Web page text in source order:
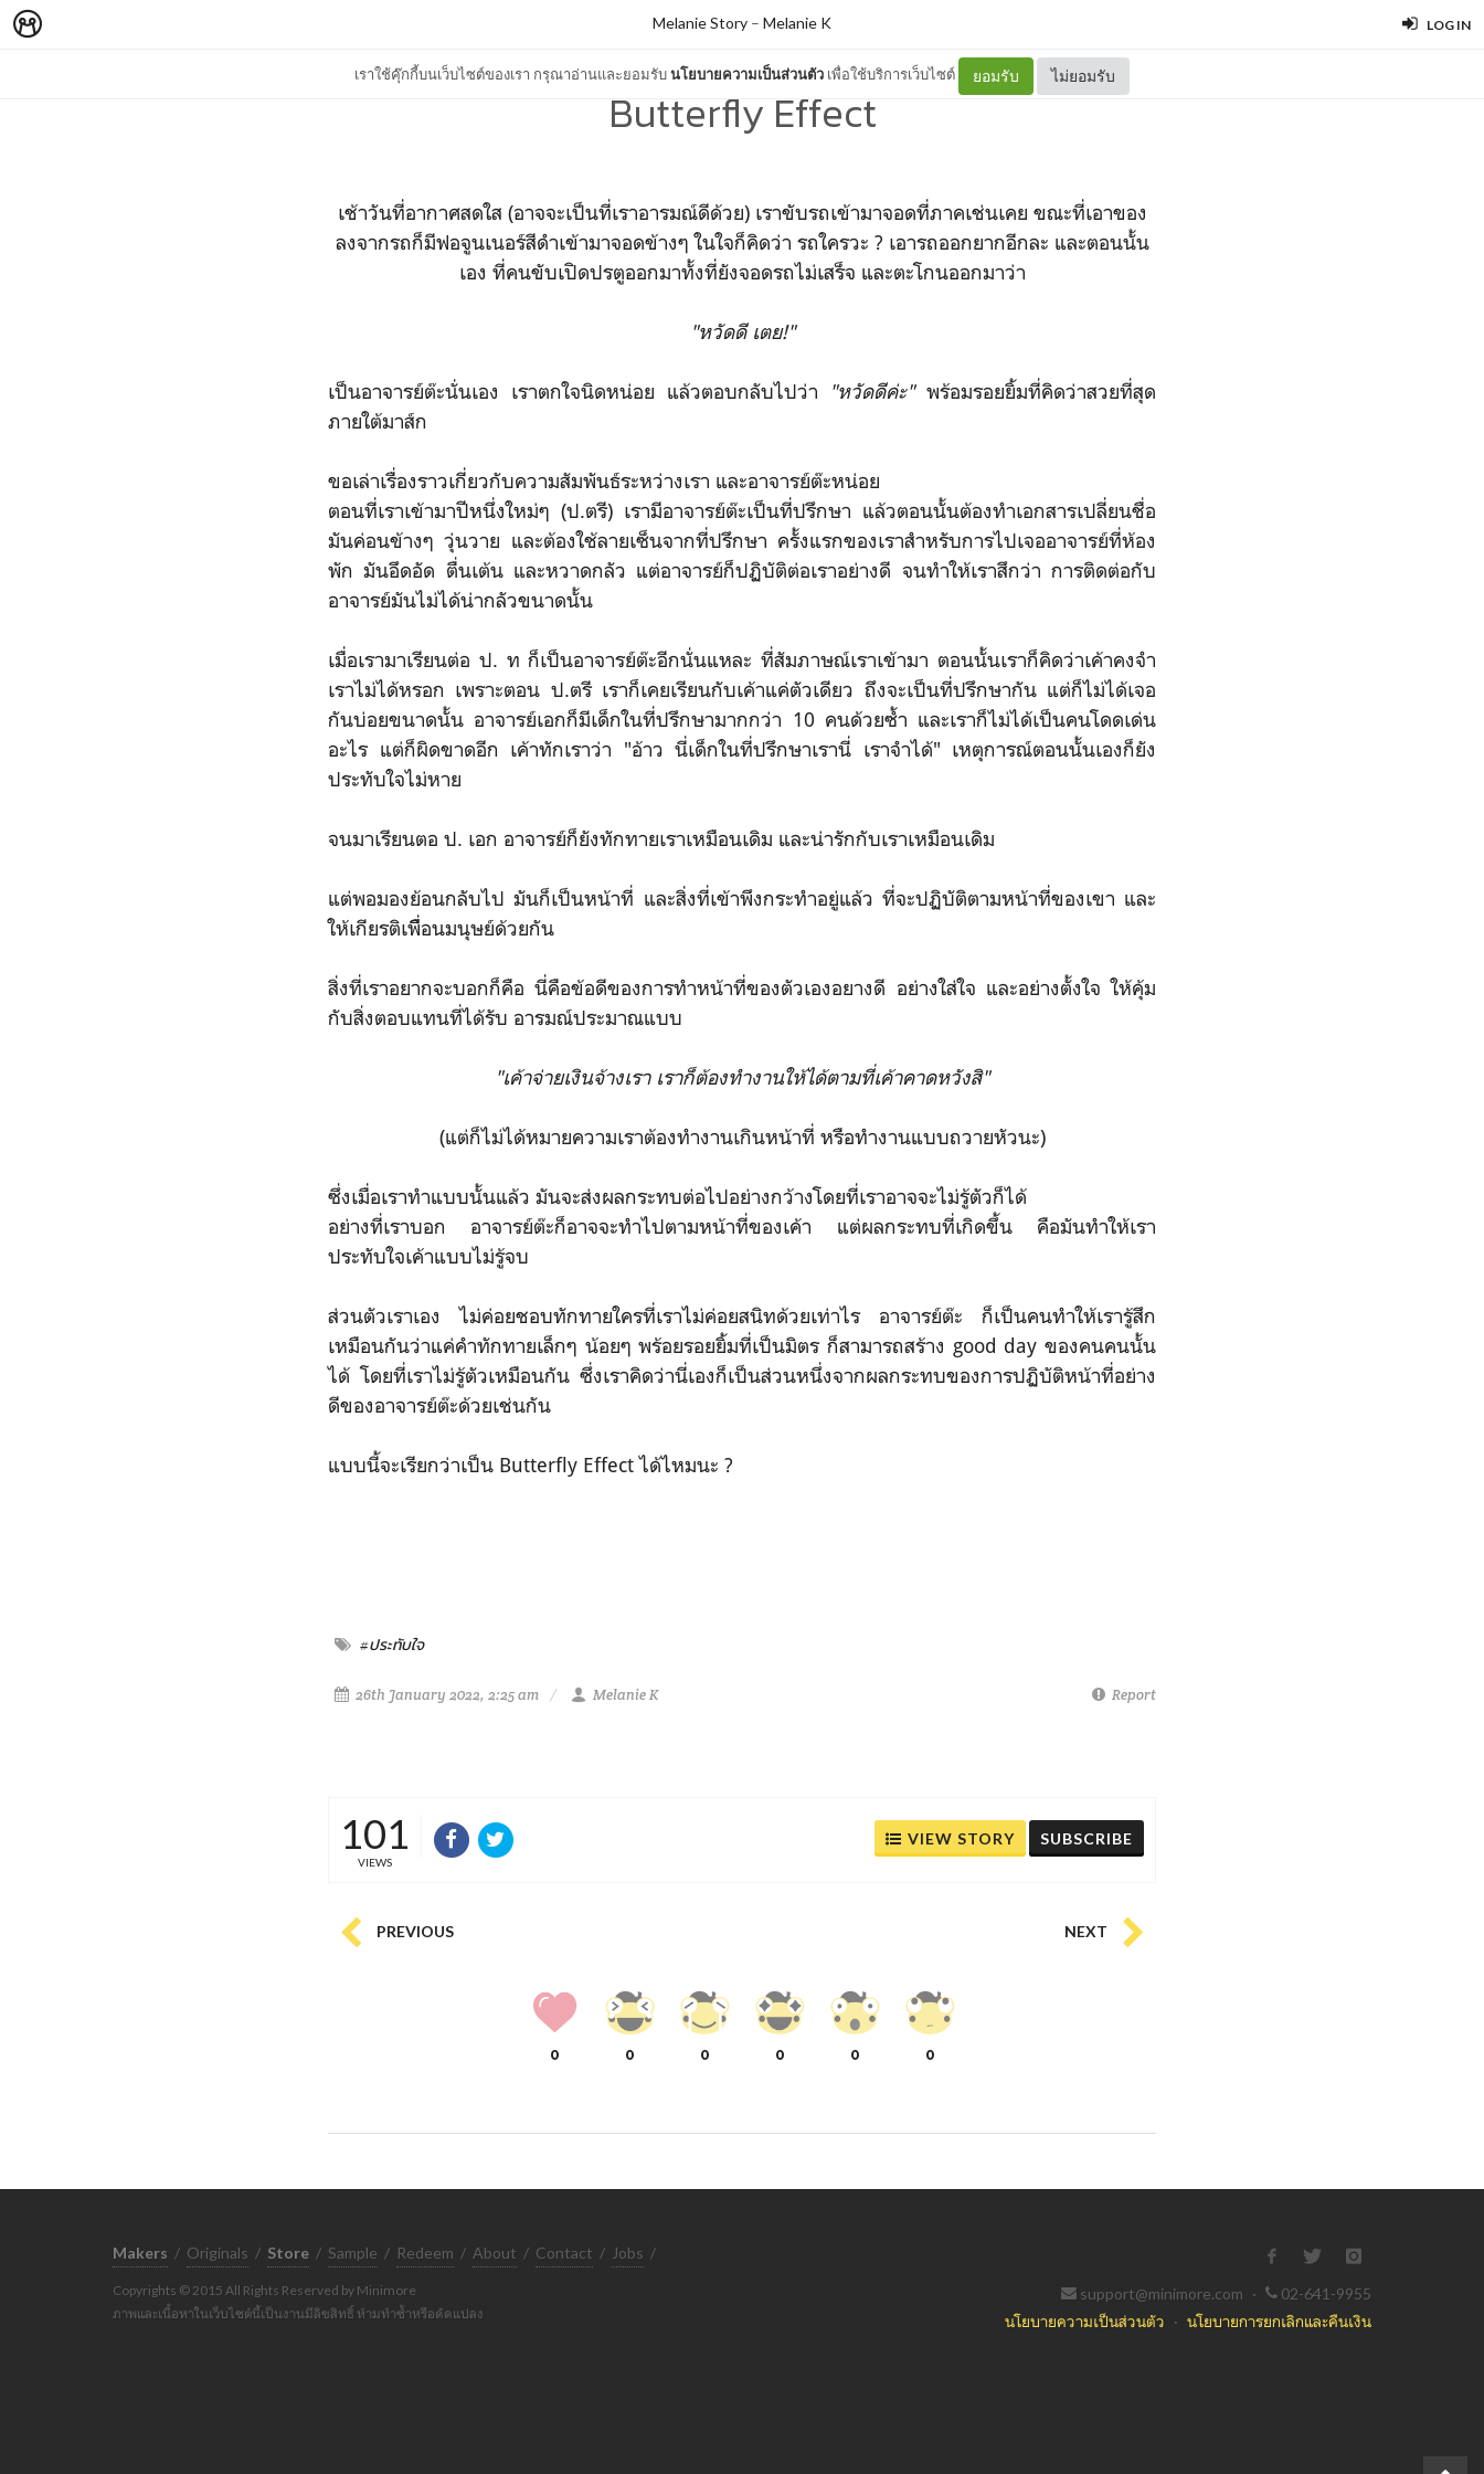
LOG IN
เราใช้คุ๊กกี้บนเว็บไซต์ของเรา กรุณาอ่านและยอมรับนโยบายความเป็นส่วนตัว เพื่อใช้บริการเว็บไซต์ ยอมรับ ไม่ยอมรับ
Melanie Story – Melanie K
Butterfly Effect
เช้าวันที่อากาศสดใส (อาจจะเป็นที่เราอารมณ์ดีด้วย) เราขับรถเข้ามาจอดที่ภาคเช่นเคย ขณะที่เอาของ
ลงจากรถก็มีฟอจูนเนอร์สีดำเข้ามาจอดข้างๆ ในใจก็คิดว่า รถใครวะ ? เอารถออกยากอีกละ และตอนนั้น
เอง ที่คนขับเปิดปรตูออกมาทั้งที่ยังจอดรถไม่เสร็จ และตะโกนออกมาว่า
"หวัดดี เตย!"
เป็นอาจารย์ต๊ะนั่นเอง เราตกใจนิดหน่อย แล้วตอบกลับไปว่า "หวัดดีค่ะ"พร้อมรอยยิ้มที่คิดว่าสวยที่สุด
ภายใต้มาส์ก
ขอเล่าเรื่องราวเกี่ยวกับความสัมพันธ์ระหว่างเรา และอาจารย์ต๊ะหน่อย
ตอนที่เราเข้ามาปีหนึ่งใหม่ๆ (ป.ตรี) เรามีอาจารย์ต๊ะเป็นที่ปรึกษา แล้วตอนนั้นต้องทำเอกสารเปลี่ยนชื่อ
มันค่อนข้างๆ วุ่นวาย และต้องใช้ลายเซ็นจากที่ปรึกษา ครั้งแรกของเราสำหรับการไปเจออาจารย์ที่ห้อง
พัก มันอึดอัด ตื่นเต้น และหวาดกลัว แต่อาจารย์ก็ปฏิบัติต่อเราอย่างดี จนทำให้เราสึกว่า การติดต่อกับ
อาจารย์มันไม่ได้น่ากลัวขนาดนั้น
เมื่อเรามาเรียนต่อ ป. ท ก็เป็นอาจารย์ต๊ะอีกนั่นแหละ ที่สัมภาษณ์เราเข้ามา ตอนนั้นเราก็คิดว่าเค้าคงจำ
เราไม่ได้หรอก เพราะตอน ป.ตรี เราก็เคยเรียนกับเค้าแค่ตัวเดียว ถึงจะเป็นที่ปรึกษากัน แต่ก็ไม่ได้เจอ
กันบ่อยขนาดนั้น อาจารย์เอกก็มีเด็กในที่ปรึกษามากกว่า 10 คนด้วยซ้ำ และเราก็ไม่ได้เป็นคนโดดเด่น
อะไร แต่ก็ผิดขาดอีก เค้าทักเราว่า "อ้าว นี่เด็กในที่ปรึกษาเรานี่ เราจำได้" เหตุการณ์ตอนนั้นเองก็ยัง
ประทับใจไม่หาย
จนมาเรียนตอ ป. เอก อาจารย์ก็ยังทักทายเราเหมือนเดิม และน่ารักกับเราเหมือนเดิม
แต่พอมองย้อนกลับไป มันก็เป็นหน้าที่ และสิ่งที่เข้าพึงกระทำอยู่แล้ว ที่จะปฏิบัติตามหน้าที่ของเขา และ
ให้เกียรติเพืื่อนมนุษย์ด้วยกัน
สิ่งที่เราอยากจะบอกก็คือ นี่คือข้อดีของการทำหน้าที่ของตัวเองอยางดี อย่างใส่ใจ และอย่างตั้งใจ ให้คุ้ม
กับสิ่งตอบแทนที่ได้รับ อารมณ์ประมาณแบบ
"เค้าจ่ายเงินจ้างเรา เราก็ต้องทำงานให้ได้ตามที่เค้าคาดหวังสิ"
(แต่ก็ไม่ได้หมายความเราต้องทำงานเกินหน้าที่ หรือทำงานแบบถวายหัวนะ)
ซึ่งเมื่อเราทำแบบนั้นแล้ว มันจะส่งผลกระทบต่อไปอย่างกว้างโดยที่เราอาจจะไม่รู้ตัวก็ได้
อย่างที่เราบอก อาจารย์ต๊ะก็อาจจะทำไปตามหน้าที่ของเค้า แต่ผลกระทบที่เกิดขึ้น คือมันทำให้เรา
ประทับใจเค้าแบบไม่รู้จบ
ส่วนตัวเราเอง ไม่ค่อยชอบทักทายใครที่เราไม่ค่อยสนิทด้วยเท่าไร อาจารย์ต๊ะ ก็เป็นคนทำให้เรารู้สึก
เหมือนกันว่าแค่คำทักทายเล็กๆ น้อยๆ พร้อยรอยยิ้มที่เป็นมิตร ก็สามารถสร้าง good day ของคนคนนั้น
ได้ โดยที่เราไม่รู้ตัวเหมือนกัน ซึ่งเราคิดว่านี่เองก็เป็นส่วนหนึ่งจากผลกระทบของการปฏิบัติหน้าที่อย่าง
ดีของอาจารย์ต๊ะด้วยเช่นกัน
แบบนี้จะเรียกว่าเป็น Butterfly Effect ได้ไหมนะ ?
#ประทับใจ
26th January 2022, 2:25 am Melanie K Report
101
VIEWS
VIEW STORY SUBSCRIBE
PREVIOUS NEXT
0 0 0 0 0 0
Makers / Originals / Store / Sample / Redeem / About / Contact / Jobs /
Copyrights © 2015 All Rights Reserved by Minimore
ภาพและเนื้อหาในเว็บไซต์นี้เป็นงานมีลิขสิทธิ์ ห้ามทำซ้ำหรือดัดแปลง
support@minimore.com ·
02-641-9955
นโยบายความเป็นส่วนตัว · นโยบายการยกเลิกและคืนเงิน